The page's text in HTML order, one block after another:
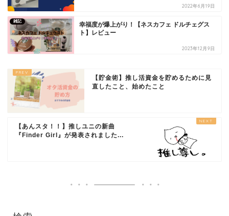
2022年6月19日
雑記
幸福度が爆上がり！【ネスカフェ ドルチェグス
ト】レビュー
2023年12月9日
【貯金術】推し活資金を貯めるために見
直したこと、始めたこと
【あんスタ！！】推しユニの新曲
『Finder Girl』が発表されました...